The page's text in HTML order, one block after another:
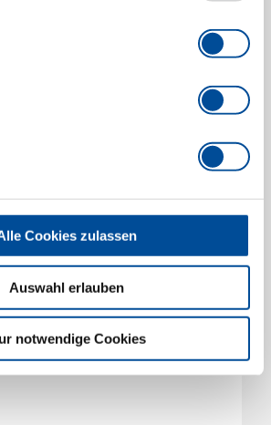
Cookies zulassen
Auswahl erlauben
notwendige Cookies
Preis auf Anfrage